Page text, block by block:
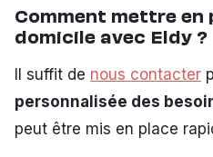
Comment mettre en
domicile avec Eldy ?
Il suffit de nous contacter
personnalisée des
peut être mis en place